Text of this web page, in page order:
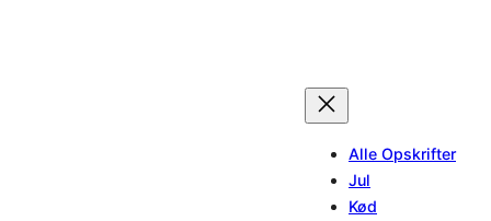
Alle Opskrifter
Jul
Kød